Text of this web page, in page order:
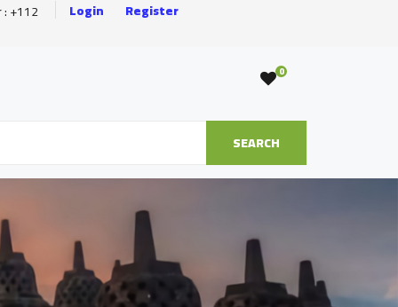
: +112 Login Register
0
SEARCH